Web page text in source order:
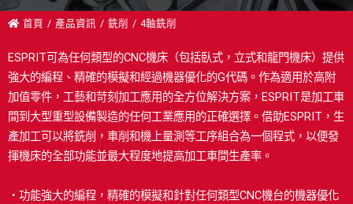
首頁 產品資訊 銑削 4軸銑削
ESPRIT可為任何類型的CNC機床（包括臥式，立式和龍門機床）提供
強大的編程、精確的模擬和經過機器優化的G代碼。作為適用於高附
加值零件，工藝和苛刻加工應用的全方位解決方案，ESPRIT是加工車
間到大型重型設備製造的任何工業應用的正確選擇。借助ESPRIT，生
產加工可以將銑削，車削和機上量測等工序組合為一個程式，以便發
揮機床的全部功能並最大程度地提高加工車間生產率。
・功能強大的編程，精確的模擬和針對任何類型CNC機台的機器優化
機上量測
金屬積層成型
KBM的好處
工業機械
工具機
醫療與牙科
模具製造